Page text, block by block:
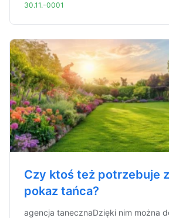
30.11.-0001
Czy ktoś też potrzebuje
pokaz tańca?
agencja tanecznaDzięki nim można